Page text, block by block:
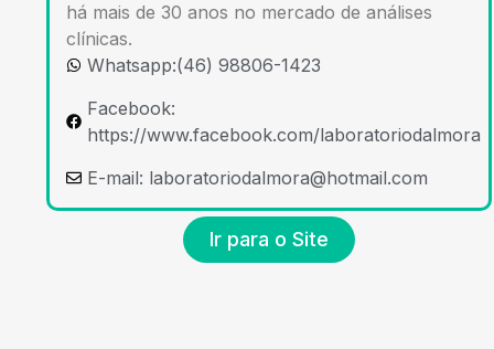
há mais de 30 anos no mercado de análises
clínicas.
Whatsapp:(46) 98806-1423
Facebook:
https://www.facebook.com/laboratoriodalmora
E-mail: laboratoriodalmora@hotmail.com
Ir para o Site